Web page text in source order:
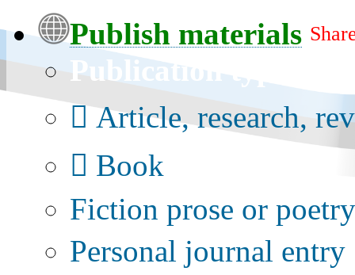
Publish materials
Publication type?
Article, research,
Book
Fiction prose or poetry
Personal journal entry